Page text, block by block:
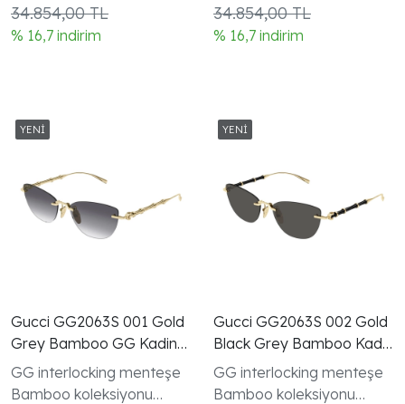
34.854,00 TL
% 16,7 indirim
34.854,00 TL
% 16,7 indirim
Gucci GG2063S 001 Gold
Grey Bamboo GG Kadin
Gunes Gozlugu
GG interlocking menteşe
Bamboo koleksiyonu
Gucci GG2063S 002 Gold
Black Grey Bamboo Kadin
Gunes Gozlugu
GG interlocking menteşe
Bamboo koleksiyonu